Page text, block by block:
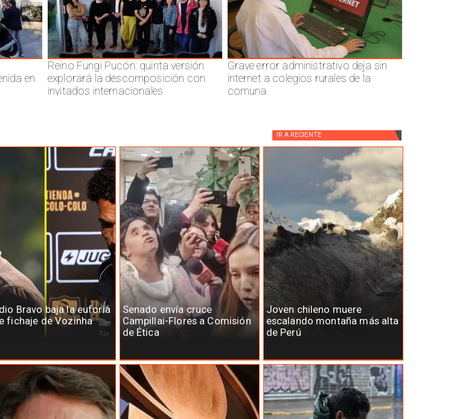
en
Reino Fungi Pucón: quinta versión
explorará la descomposición con
invitados internacionales
Grave error administrativo deja sin
internet a colegios rurales de la
comuna
Bravo baja la euforia
fichaje de Vozinha
Senado envía cruce
Campillai-Flores a Comisión
de Ética
Joven chileno muere
escalando montaña más alta
de Perú
IR A RECIENTE